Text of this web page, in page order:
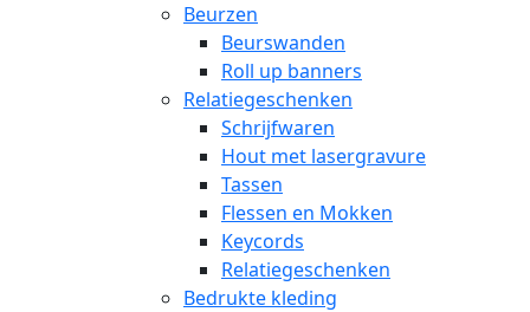
Beurzen
Beurswanden
Roll up banners
Relatiegeschenken
Schrijfwaren
Hout met lasergravure
Tassen
Flessen en Mokken
Keycords
Relatiegeschenken
Bedrukte kleding